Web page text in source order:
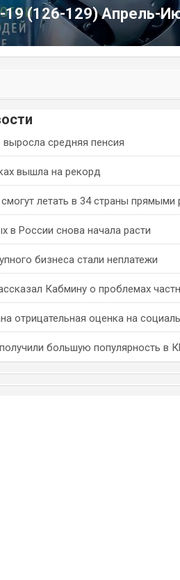
19 (126-129) Апрель-
средняя пенсия
вышла на рекорд
летать в 34 страны прямыми
в России снова начала расти
бизнеса стали неплатежи
Кабмину о проблемах
отрицательная оценка на
большую популярность в